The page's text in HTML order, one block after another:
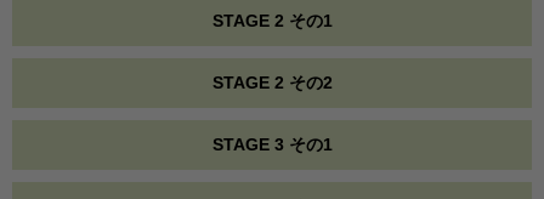
STAGE 2 その1
STAGE 2 その2
STAGE 3 その1